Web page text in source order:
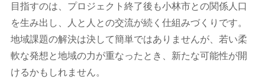
目指すのは、プロジェクト終了後も小林市との関係人口
を生み出し、人と人との交流が続く仕組みづくりです。
地域課題の解決は決して簡単ではありませんが、若い柔
軟な発想と地域の力が重なったとき、新たな可能性が開
けるかもしれません。